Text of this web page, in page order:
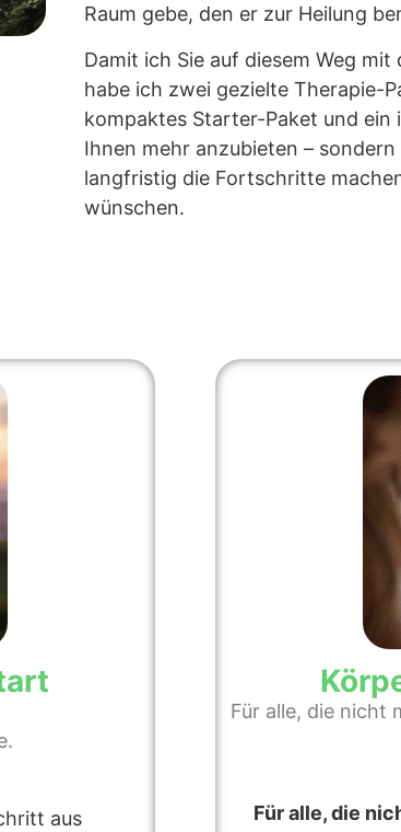
Raum gebe, den er zur Heilung
Damit ich Sie auf diesem Weg
habe ich zwei gezielte Therapie-
kompaktes Starter-Paket und ein
Ihnen mehr anzubieten –
langfristig die Fortschritte
wünschen.
aus
Für alle, die nicht
Für alle, die